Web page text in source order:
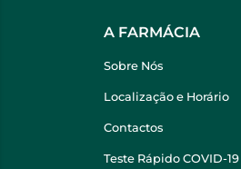
A FARMÁCIA
Sobre Nós
Localização e Horário
Contactos
Teste Rápido COVID-19